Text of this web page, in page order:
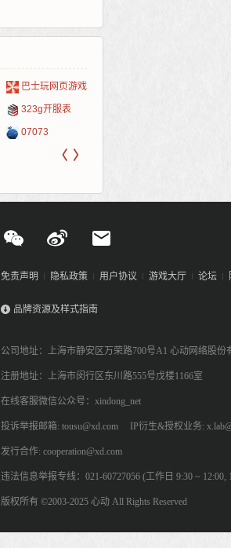
巴士玩网页游戏
323g开服表
07073
〈 〉
免责声明 隐私政策 用户协议 游戏大厅 论坛
品牌资源及样式指南
公司地址：上海市静安区万荣路700号A1 心动网络股份
注册地址：上海市闵行区东川路555号戊楼1166室
在线客服微信公众号：xindong_net
投诉举报邮箱: tousu@xd.com IP衍生&授权业务:
发行合作: cooperation@xd.com
违法信息举报专线：021-60727056 (工作日 9:30 ~ 12:00,
版权所有 ©2003-2025 心动 All Rights Reserved